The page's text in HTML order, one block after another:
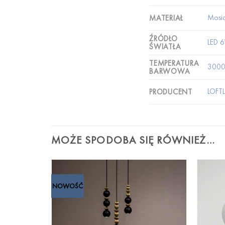
MATERIAŁ
ŹRÓDŁO
ŚWIATŁA
LED
TEMPERATURA
BARWOWA
PRODUCENT
MOŻE SPODOBA SIĘ RÓWNIEŻ…
NOWOŚĆ